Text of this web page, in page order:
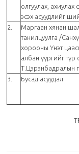
олгуулах, ахиулах
эсэх асуудлийг
2.
Маргаан хянан
танилцуулга /
хорооны Үнэт
албан үүргийг түр
Т.Цэрэнбадралын
3. Бусад асуудал